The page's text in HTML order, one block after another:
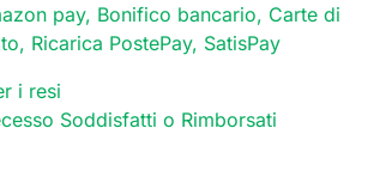
pay, Bonifico bancario, Carte di
Ricarica PostePay, SatisPay
i resi
Soddisfatti o Rimborsati